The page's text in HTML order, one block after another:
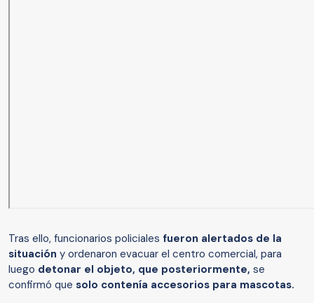
Tras ello, funcionarios policiales fueron alertados de la
situación y ordenaron evacuar el centro comercial, para
luego detonar el objeto, que posteriormente, se
confirmó que solo contenía accesorios para mascotas.